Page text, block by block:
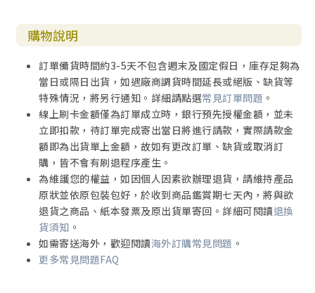
購物說明
訂單備貨時間約3-5天不包含週末及國定假日，庫存足夠為
當日或隔日出貨，如遇廠商調貨時間延長或絕版、缺貨等
特殊情況，將另行通知。詳細請點選常見訂單問題 。
線上刷卡金額僅為訂單成立時，銀行預先授權金額，並未
立即扣款，待訂單完成寄出當日將進行請款，實際請款金
額即為出貨單上金額，故如有更改訂單、缺貨或取消訂
購，皆不會有刷退程序產生。
為維護您的權益，如因個人因素欲辦理退貨，請維持產品
原狀並依原包裝包好，於收到商品鑑賞期七天內，將與欲
退貨之商品、紙本發票及原出貨單寄回。詳細可閱讀退換
貨須知 。
如需寄送海外，歡迎閱讀海外訂購常見問題 。
更多常見問題FAQ